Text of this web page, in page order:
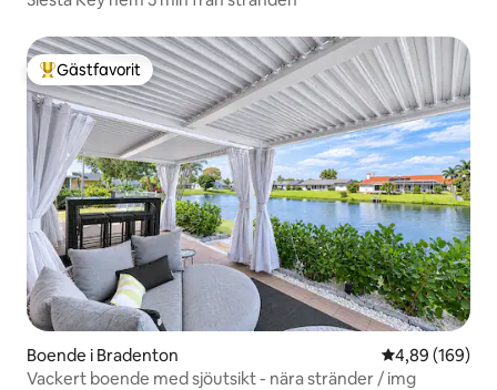
Populär gästfavorit
Gästfavorit
Boende i Bradenton 4,89 av 5 i
4,89 (169)
Vackert boende med sjöutsikt - nära stränder / img